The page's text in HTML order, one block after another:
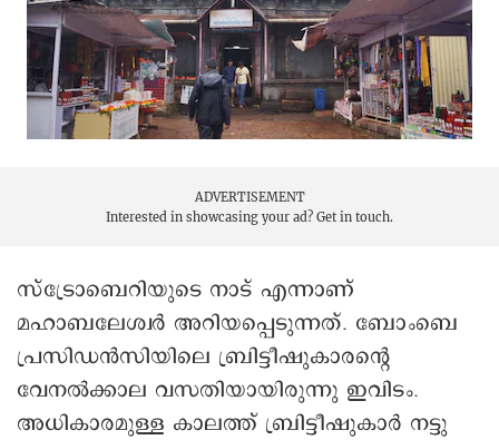
ADVERTISEMENT
Interested in showcasing your ad? Get in touch.
സ്ട്രോബെറിയുടെ നാട് എന്നാണ്
മഹാബലേശ്വർ അറിയപ്പെടുന്നത്. ബോംബെ
പ്രസിഡൻസിയിലെ ബ്രിട്ടീഷുകാരന്റെ
വേനൽക്കാല വസതിയായിരുന്നു ഇവിടം.
അധികാരമുള്ള കാലത്ത് ബ്രിട്ടീഷുകാർ നട്ടു